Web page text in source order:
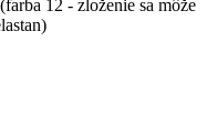
12 - zloženie sa môže